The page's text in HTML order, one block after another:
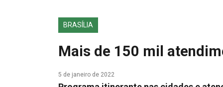
BRASÍLIA
Mais de 150 mil
5 de janeiro de 2022